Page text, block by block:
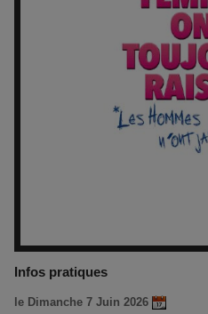
Infos pratiques
le Dimanche 7 Juin 2026